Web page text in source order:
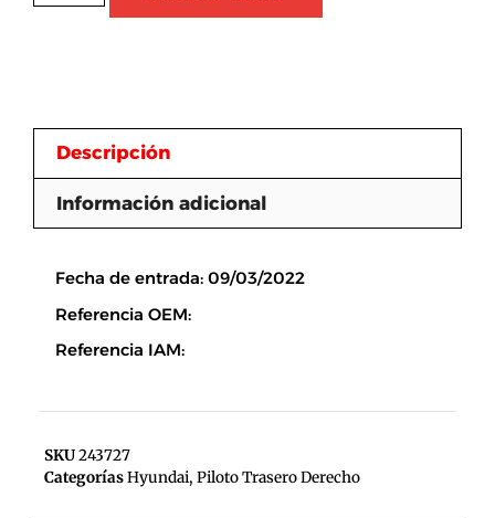
Descripción
Información adicional
Fecha de entrada: 09/03/2022
Referencia OEM:
Referencia IAM:
SKU243727
CategoríasHyundai, Piloto Trasero Derecho